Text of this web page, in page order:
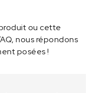
ou cette
nous répondons
posées !